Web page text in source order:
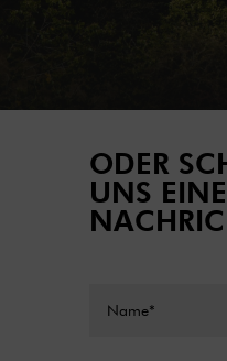
ODER
UNS EINE